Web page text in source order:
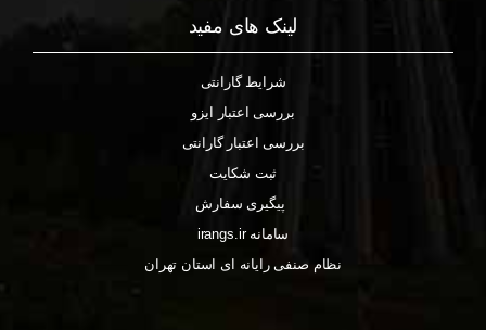
لینک های مفید
شرایط گارانتی
بررسی اعتبار ایزو
بررسی اعتبار گارانتی
ثبت شکایت
پیگیری سفارش
سامانه irangs.ir
نظام صنفی رایانه ای استان تهران